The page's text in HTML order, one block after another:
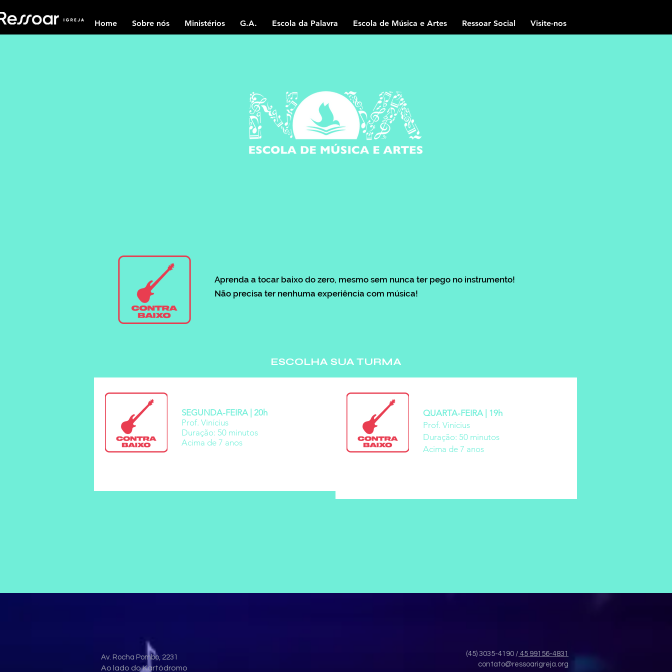
Home Sobre nós Ministérios G.A. Escola da Palavra Escola de Música e Artes Ressoar Social Visite-nos
Aprenda a tocar baixo do zero, mesmo sem nunca ter pego no instrumento!
Não precisa ter nenhuma experiência com música!
ESCOLHA SUA TURMA
SEGUNDA-FEIRA | 20h
Prof. Vinícius
Duração: 50 minutos
Acima de 7 anos
QUARTA-FEIRA | 19h
Prof. Vinícius
Duração: 50 minutos
Acima de 7 anos
Av. Rocha Pombo, 2231
Ao lado do Kartódromo
(45) 3035-4190 / 45 99156-4831
contato@ressoarigreja.org